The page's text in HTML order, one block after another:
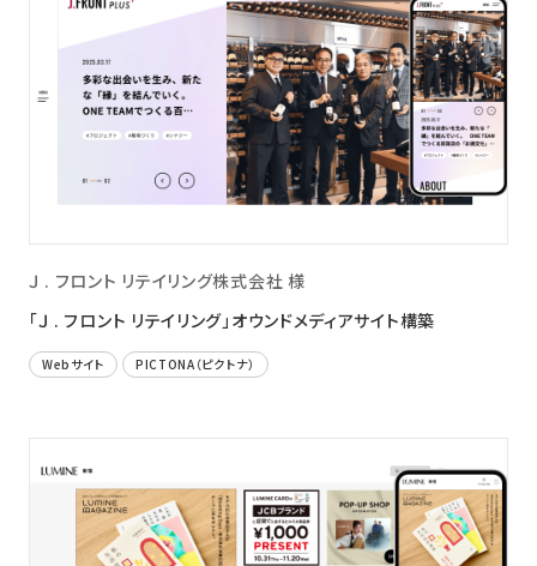
Ｊ . フロント リテイリング株式会社 様
「Ｊ . フロント リテイリング」オウンドメディアサイト構築
Webサイト PICTONA（ピクトナ）